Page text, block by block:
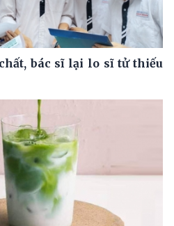
bác sĩ lại lo sĩ tử thiếu